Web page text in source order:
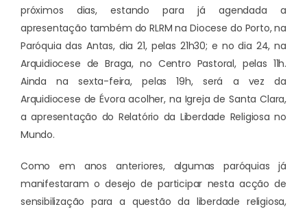
próximos dias, estando para já agendada a
apresentação também do RLRM na Diocese do Porto, na
Paróquia das Antas, dia 21, pelas 21h30; e no dia 24, na
Arquidiocese de Braga, no Centro Pastoral, pelas 11h.
Ainda na sexta-feira, pelas 19h, será a vez da
Arquidiocese de Évora acolher, na Igreja de Santa Clara,
a apresentação do Relatório da Liberdade Religiosa no
Mundo.
Como em anos anteriores, algumas paróquias já
manifestaram o desejo de participar nesta acção de
sensibilização para a questão da liberdade religiosa,